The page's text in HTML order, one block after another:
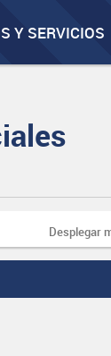
Y SERVICIOS
Desplegar